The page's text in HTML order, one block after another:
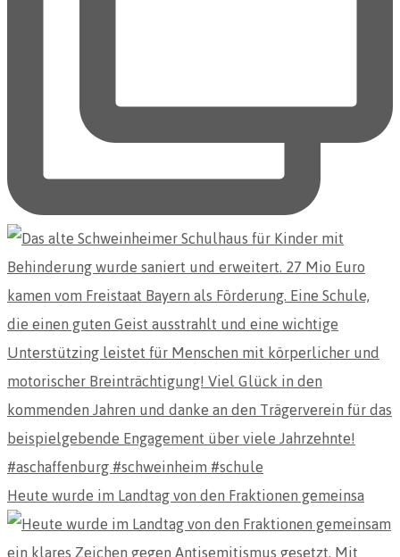
Heute wurde im Landtag von den Fraktionen gemeinsa